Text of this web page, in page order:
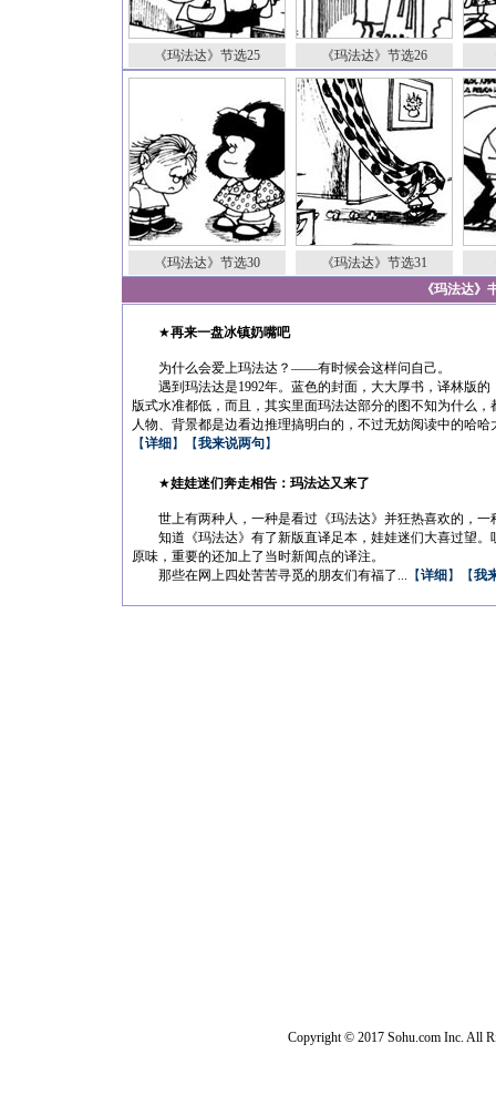
《玛法达》节选25 《玛法达》节选26
《玛法达》节选30 《玛法达》节选31
《玛法达》
★再来一盘冰镇奶嘴吧
为什么会爱上玛法达？——有时候会这样问自己。
遇到玛法达是1992年。蓝色的封面，大大厚书，译林版的
版式水准都低，而且，其实里面玛法达部分的图不知为什么
人物、背景都是边看边推理搞明白的，不过无妨阅读中的哈
【详细 】【我来说两句】
★娃娃迷们奔走相告：玛法达又来了
世上有两种人，一种是看过《玛法达》并狂热喜欢的，一
知道《玛法达》有了新版直译足本，娃娃迷们大喜过望。
原味，重要的还加上了当时新闻点的译注。
那些在网上四处苦苦寻觅的朋友们有福了... 【详细 】【我
Copyright © 2017 Sohu.com Inc. All